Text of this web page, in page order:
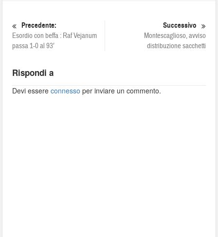
Precedente:
Esordio con beffa : Raf Vejanum
passa 1-0 al 93′
Successivo
Montescaglioso, avviso
distribuzione sacchetti
Rispondi a
Devi essereconnesso per inviare un commento.